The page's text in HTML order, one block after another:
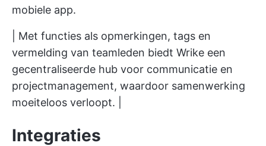
mobiele app.
| Met functies als opmerkingen, tags en
vermelding van teamleden biedt Wrike een
gecentraliseerde hub voor communicatie en
projectmanagement, waardoor samenwerking
moeiteloos verloopt. |
Integraties